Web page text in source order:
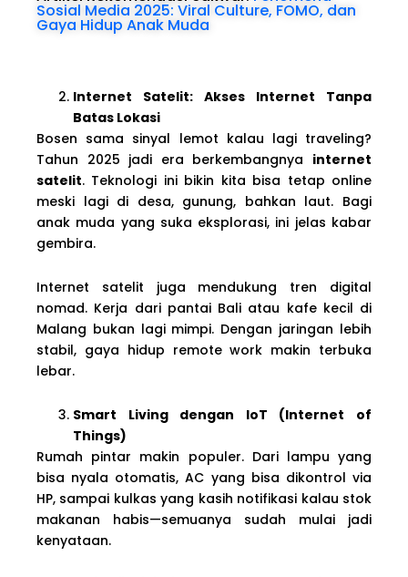
Sosial Media 2025: Viral Culture, FOMO, dan
Gaya Hidup Anak Muda
Internet Satelit: Akses Internet Tanpa
Batas Lokasi
Bosen sama sinyal lemot kalau lagi traveling?
Tahun 2025 jadi era berkembangnya internet
satelit. Teknologi ini bikin kita bisa tetap online
meski lagi di desa, gunung, bahkan laut. Bagi
anak muda yang suka eksplorasi, ini jelas kabar
gembira.
Internet satelit juga mendukung tren digital
nomad. Kerja dari pantai Bali atau kafe kecil di
Malang bukan lagi mimpi. Dengan jaringan lebih
stabil, gaya hidup remote work makin terbuka
lebar.
Smart Living dengan IoT (Internet of
Things)
Rumah pintar makin populer. Dari lampu yang
bisa nyala otomatis, AC yang bisa dikontrol via
HP, sampai kulkas yang kasih notifikasi kalau stok
makanan habis—semuanya sudah mulai jadi
kenyataan.